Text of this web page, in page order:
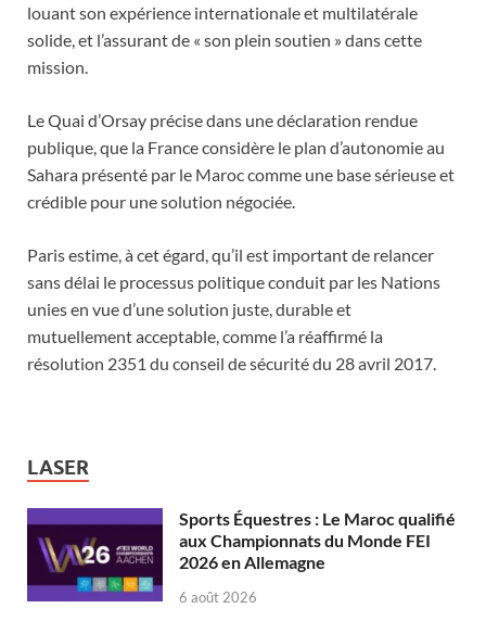
louant son expérience internationale et multilatérale
solide, et l’assurant de « son plein soutien » dans cette
mission.
Le Quai d’Orsay précise dans une déclaration rendue
publique, que la France considère le plan d’autonomie au
Sahara présenté par le Maroc comme une base sérieuse et
crédible pour une solution négociée.
Paris estime, à cet égard, qu’il est important de relancer
sans délai le processus politique conduit par les Nations
unies en vue d’une solution juste, durable et
mutuellement acceptable, comme l’a réaffirmé la
résolution 2351 du conseil de sécurité du 28 avril 2017.
LASER
Sports Équestres : Le Maroc qualifié
aux Championnats du Monde FEI
2026 en Allemagne
6 août 2026